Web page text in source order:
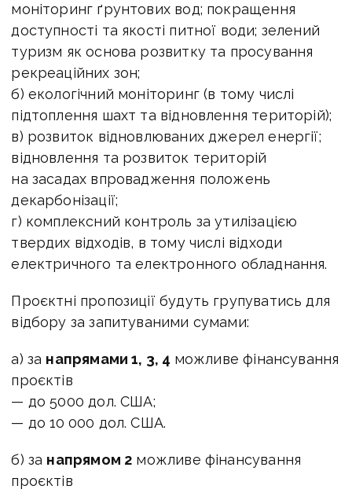
моніторинг ґрунтових вод; покращення
доступності та якості питної води; зелений
туризм як основа розвитку та просування
рекреаційних зон;
б) екологічний моніторинг (в тому числі
підтоплення шахт та відновлення територій);
в) розвиток відновлюваних джерел енергії;
відновлення та розвиток територій
на засадах впровадження положень
декарбонізації;
г) комплексний контроль за утилізацією
твердих відходів, в тому числі відходи
електричного та електронного обладнання.
Проєктні пропозиції будуть групуватись для
відбору за запитуваними сумами:
а) за напрямами 1, 3, 4 можливе фінансування
проєктів
— до 5000 дол. США;
— до 10 000 дол. США.
б) за напрямом 2 можливе фінансування
проєктів